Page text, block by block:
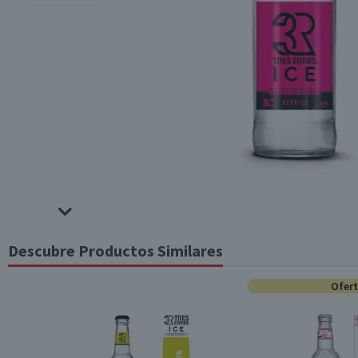
Descubre Productos Similares